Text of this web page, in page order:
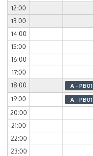
12:00
13:00
14:00
15:00
16:00
17:00
18:00
A - PB01
19:00 A - PB01
20:00
21:00
22:00
23:00